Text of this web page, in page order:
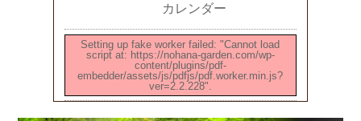
カレンダー
Setting up fake worker failed: "Cannot load
script at: https://nohana-garden.com/wp-
content/plugins/pdf-
embedder/assets/js/pdfjs/pdf.worker.min.js?
ver=2.2.228".